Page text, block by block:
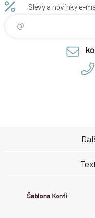
Slevy a novinky e-